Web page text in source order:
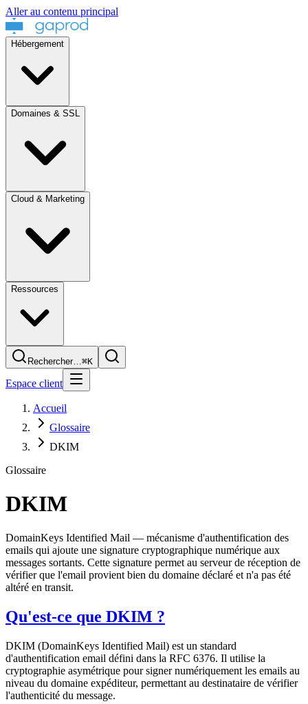
Aller au contenu principal
Hébergement
Domaines & SSL
Cloud & Marketing
Ressources
Rechercher…⌘K
Espace client
Accueil
Glossaire
DKIM
Glossaire
DKIM
DomainKeys Identified Mail — mécanisme d'authentification des
emails qui ajoute une signature cryptographique numérique aux
messages sortants. Cette signature permet au serveur de réception de
vérifier que l'email provient bien du domaine déclaré et n'a pas été
altéré en transit.
Qu'est-ce que DKIM ?
DKIM (DomainKeys Identified Mail) est un standard
d'authentification email défini dans la RFC 6376. Il utilise la
cryptographie asymétrique pour signer numériquement les emails au
niveau du domaine expéditeur, permettant au destinataire de vérifier
l'authenticité du message.